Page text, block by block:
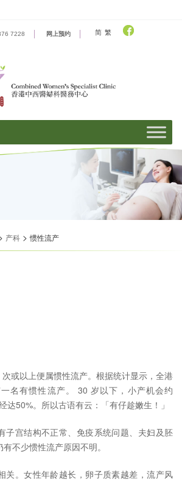
7228 网上预约 简 繁
产科 >惯性流产
或以上便属惯性流产。根据统计显示，全港
名有惯性流产。 30 岁以下，小产机会约
达50%。所以古语有云：「有仔趁嫩生！」
子宫结构不正常、免疫系统问题、夫妇及胚
不少惯性流产原因不明。
关。女性年龄越长，卵子质素越差，流产风